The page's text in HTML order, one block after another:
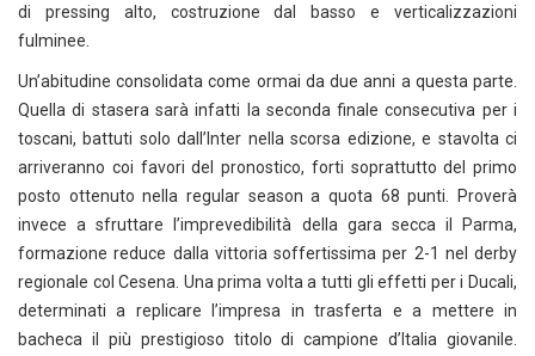
di pressing alto, costruzione dal basso e verticalizzazioni
fulminee.
Un’abitudine consolidata come ormai da due anni a questa parte.
Quella di stasera sarà infatti la seconda finale consecutiva per i
toscani, battuti solo dall’Inter nella scorsa edizione, e stavolta ci
arriveranno coi favori del pronostico, forti soprattutto del primo
posto ottenuto nella regular season a quota 68 punti. Proverà
invece a sfruttare l’imprevedibilità della gara secca il Parma,
formazione reduce dalla vittoria soffertissima per 2-1 nel derby
regionale col Cesena. Una prima volta a tutti gli effetti per i Ducali,
determinati a replicare l’impresa in trasferta e a mettere in
bacheca il più prestigioso titolo di campione d’Italia giovanile.